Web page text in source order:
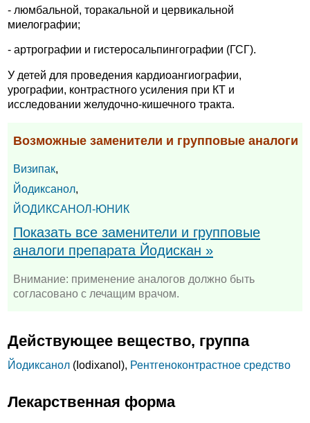
- люмбальной, торакальной и цервикальной
миелографии;
- артрографии и гистеросальпингографии (ГСГ).
У детей для проведения кардиоангиографии,
урографии, контрастного усиления при КТ и
исследовании желудочно-кишечного тракта.
Возможные заменители и групповые аналоги
Визипак,
Йодиксанол,
ЙОДИКСАНОЛ-ЮНИК
Показать все заменители и групповые
аналоги препарата Йодискан »
Внимание: применение аналогов должно быть
согласовано с лечащим врачом.
Действующее вещество, группа
Йодиксанол (Iodixanol), Рентгеноконтрастное средство
Лекарственная форма